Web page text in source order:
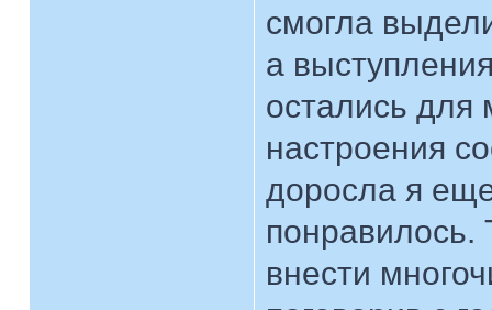
смогла
а
остались для
настроения
доросла я
внести